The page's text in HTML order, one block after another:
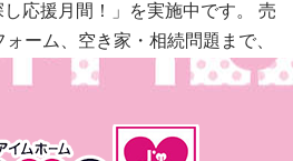
応援月間！」を実施中です。 売
ーム、空き家・相続問題まで、
ご相談に幅広く対応いたしま […]